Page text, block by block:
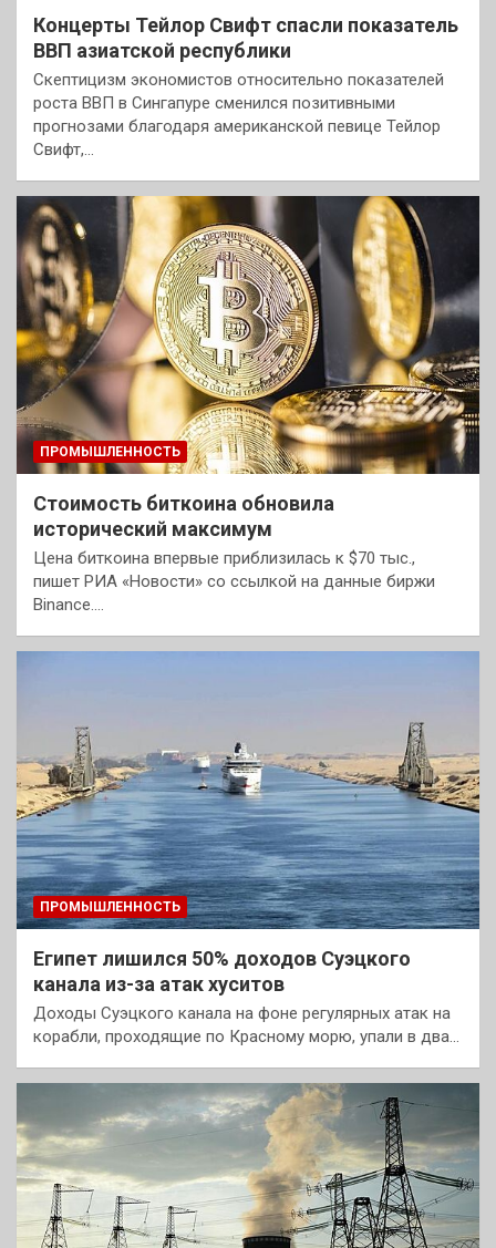
Концерты Тейлор Свифт спасли показатель
ВВП азиатской республики
Скептицизм экономистов относительно показателей
роста ВВП в Сингапуре сменился позитивными
прогнозами благодаря американской певице Тейлор
Свифт,…
ПРОМЫШЛЕННОСТЬ
Стоимость биткоина обновила
исторический максимум
Цена биткоина впервые приблизилась к $70 тыс.,
пишет РИА «Новости» со ссылкой на данные биржи
Binance.…
ПРОМЫШЛЕННОСТЬ
Египет лишился 50% доходов Суэцкого
канала из-за атак хуситов
Доходы Суэцкого канала на фоне регулярных атак на
корабли, проходящие по Красному морю, упали в два…